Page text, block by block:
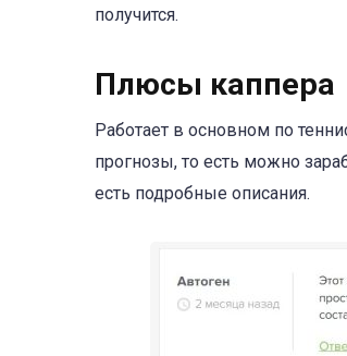
получится.
Плюсы каппера
Работает в основном по
прогнозы, то есть можно
есть подробные описания.